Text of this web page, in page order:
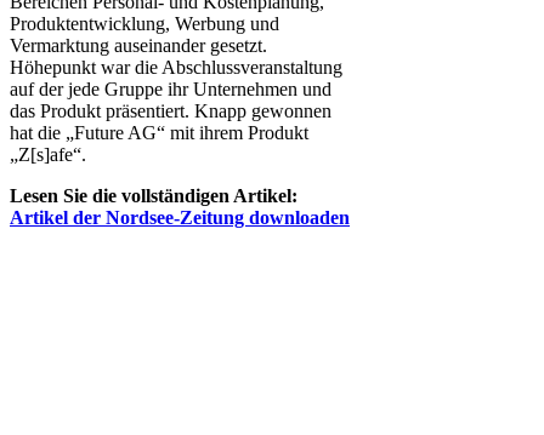
Produktentwicklung, Werbung und
Vermarktung auseinander gesetzt.
Höhepunkt war die Abschlussveranstaltung
auf der jede Gruppe ihr Unternehmen und
das Produkt präsentiert. Knapp gewonnen
hat die „Future AG“ mit ihrem Produkt
„Z[s]afe“.
Lesen Sie die vollständigen Artikel:
Artikel der Nordsee-Zeitung downloaden